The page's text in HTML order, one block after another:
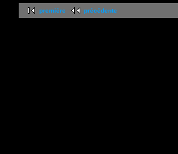
première précédente